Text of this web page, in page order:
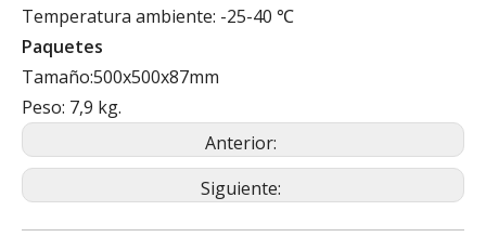
Temperatura ambiente: -25-40 ℃
Paquetes
Tamaño:500x500x87mm
Peso: 7,9 kg.
Anterior:
Siguiente: